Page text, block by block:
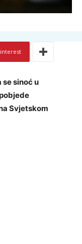
sinoć u
Svjetskom